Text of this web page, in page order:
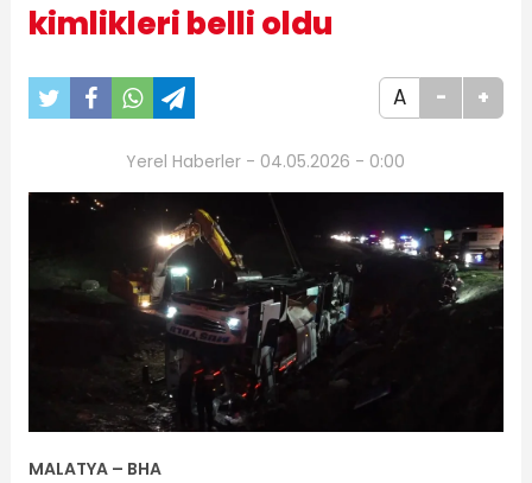
kimlikleri belli oldu
A - +
Yerel Haberler - 04.05.2026 - 0:00
MALATYA – BHA